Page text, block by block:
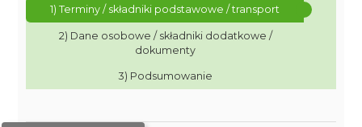
1) Terminy / składniki podstawowe / transport
2) Dane osobowe / składniki dodatkowe /
dokumenty
3) Podsumowanie